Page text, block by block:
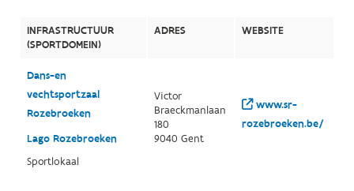
INFRASTRUCTUUR
(SPORTDOMEIN)
ADRES WEBSITE
Dans-en
vechtsportzaal
Rozebroeken
Lago Rozebroeken
Sportlokaal
Victor
Braeckmanlaan
180
9040 Gent
www.sr-
rozebroeken.be/